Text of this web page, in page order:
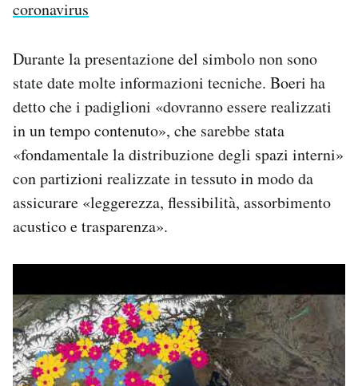
coronavirus
Durante la presentazione del simbolo non sono
state date molte informazioni tecniche. Boeri ha
detto che i padiglioni «dovranno essere realizzati
in un tempo contenuto», che sarebbe stata
«fondamentale la distribuzione degli spazi interni»
con partizioni realizzate in tessuto in modo da
assicurare «leggerezza, flessibilità, assorbimento
acustico e trasparenza».